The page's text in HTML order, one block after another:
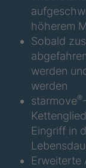
höherem
Sobald
werden
werden
starmove®
Eingriff in
Erweiterte